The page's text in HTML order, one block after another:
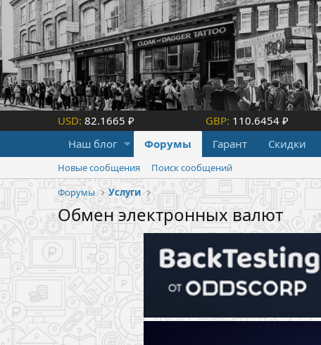
USD: 82.1665 ₽ GBP: 110.6454 ₽
Наш блог
Форумы Гарант Скидки
Новые сообщения
Поиск сообщений
Форумы
Услуги
Обмен электронных валют